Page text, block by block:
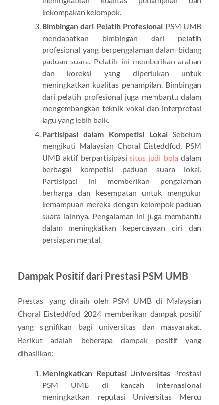
kekompakan kelompok.
Bimbingan dari Pelatih Profesional PSM UMB
mendapatkan bimbingan dari pelatih
profesional yang berpengalaman dalam bidang
paduan suara. Pelatih ini memberikan arahan
dan koreksi yang diperlukan untuk
meningkatkan kualitas penampilan. Bimbingan
dari pelatih profesional juga membantu dalam
mengembangkan teknik vokal dan interpretasi
lagu yang lebih baik.
Partisipasi dalam Kompetisi LokalSebelum
mengikuti Malaysian Choral Eisteddfod, PSM
UMB aktif berpartisipasi situs judi bola dalam
berbagai kompetisi paduan suara lokal.
Partisipasi ini memberikan pengalaman
berharga dan kesempatan untuk mengukur
kemampuan mereka dengan kelompok paduan
suara lainnya. Pengalaman ini juga membantu
dalam meningkatkan kepercayaan diri dan
persiapan mental.
Dampak Positif dari Prestasi PSM UMB
Prestasi yang diraih oleh PSM UMB di Malaysian
Choral Eisteddfod 2024 memberikan dampak positif
yang signifikan bagi universitas dan masyarakat.
Berikut adalah beberapa dampak positif yang
dihasilkan:
Meningkatkan Reputasi Universitas Prestasi
PSM UMB di kancah internasional
meningkatkan reputasi Universitas Mercu